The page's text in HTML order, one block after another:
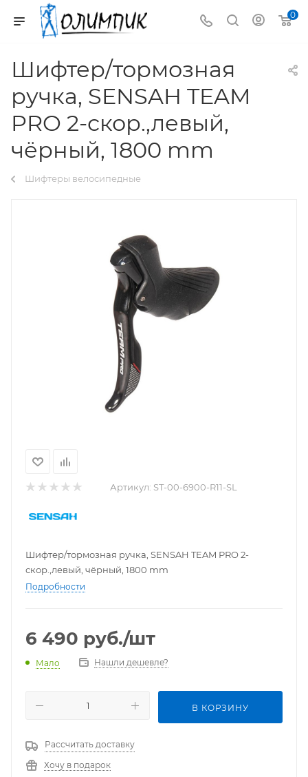
0
Шифтер/тормозная
ручка, SENSAH TEAM
PRO 2-скор.,левый,
чёрный, 1800 mm
Шифтеры велосипедные
Артикул: ST-00-6900-R11-SL
Шифтер/тормозная ручка, SENSAH TEAM PRO 2-
скор.,левый, чёрный, 1800 mm
Подробности
6 490 руб./шт
Мало Нашли дешевле?
В КОРЗИНУ
Рассчитать доставку
Хочу в подарок